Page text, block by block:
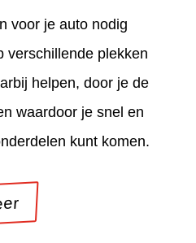
voor je auto nodig
verschillende plekken
helpen, door je de
waardoor je snel en
kunt komen.